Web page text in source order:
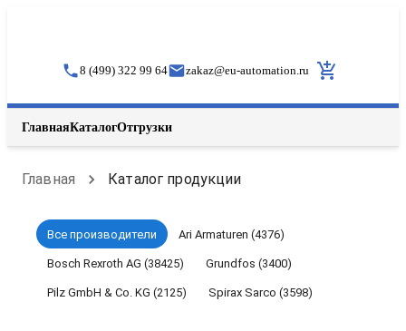
8 (499) 322 99 64 zakaz@eu-automation.ru
ГлавнаяКаталогОтгрузки
Главная Каталог продукции
Все производители Ari Armaturen (4376)
Bosch Rexroth AG (38425) Grundfos (3400)
Pilz GmbH & Co. KG (2125) Spirax Sarco (3598)